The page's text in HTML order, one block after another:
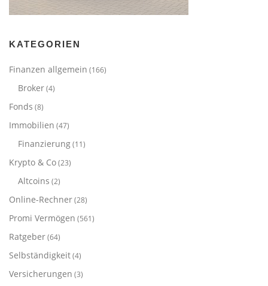
KATEGORIEN
Finanzen allgemein (166)
Broker(4)
Fonds (8)
Immobilien (47)
Finanzierung(11)
Krypto & Co(23)
Altcoins (2)
Online-Rechner(28)
Promi Vermögen (561)
Ratgeber(64)
Selbständigkeit(4)
Versicherungen (3)